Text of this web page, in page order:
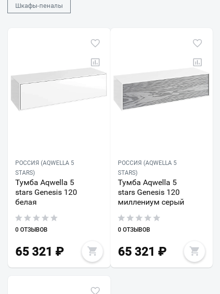
Шкафы-пеналы
РОССИЯ (AQWELLA 5
STARS)
Тумба Aqwella 5
stars Genesis 120
белая
0 ОТЗЫВОВ
65 321 ₽
РОССИЯ (AQWELLA 5
STARS)
Тумба Aqwella 5
stars Genesis 120
миллениум серый
0 ОТЗЫВОВ
65 321 ₽